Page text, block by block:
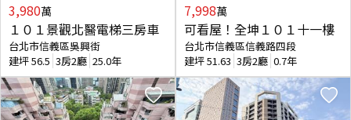
3,980萬
１０１景觀北醫電梯三房車
台北市信義區吳興街
建坪56.5 3房2廳 25.0年
7,998萬
可看屋！全坤１０１十一樓
台北市信義區信義路四段
建坪51.63 3房2廳 0.7年